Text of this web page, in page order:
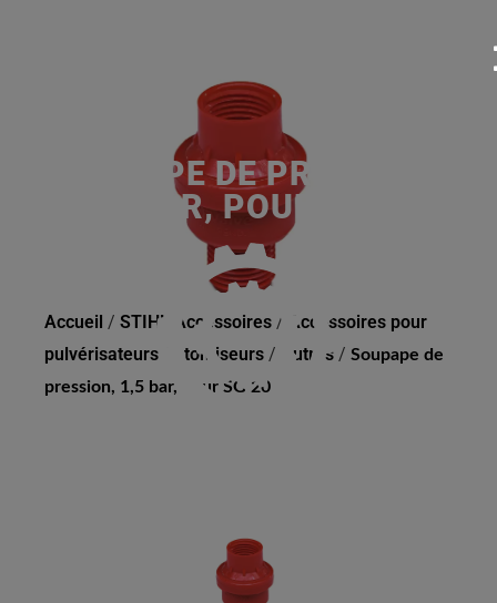
SOUPAPE DE PRESSION,
1,5 BAR, POUR SG 20
Accueil / STIHL Accessoires /
Accessoires pour
pulvérisateurs / atomiseurs / Autres / Soupape de
pression, 1,5 bar, pour SG 20